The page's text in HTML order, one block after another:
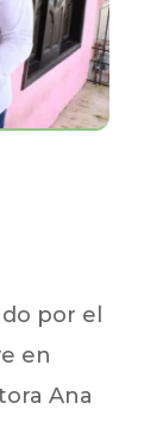
por el
en
Ana